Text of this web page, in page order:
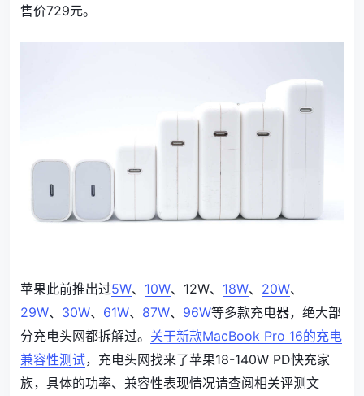
售价729元。
苹果此前推出过5W、 10W、12W、 18W、 20W、
29W、 30W、 61W、 87W、 96W等多款充电器，绝大部
分充电头网都拆解过。 关于新款MacBook Pro 16的充电
兼容性测试，充电头网找来了苹果18-140W PD快充家
族，具体的功率、兼容性表现情况请查阅相关评测文